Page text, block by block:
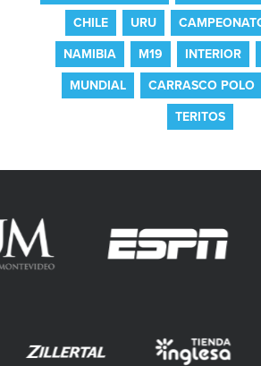
CHILE URU
NAMIBIA M19 INTERIOR
MUNDIAL CARRASCO POLO
TERITOS